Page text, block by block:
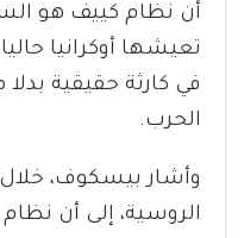
أن نظام كييف هو
تعيشها أوكرانيا
في كارثة حقيقية
الحرب.
وأشار بيسكوف، خلال
الروسية، إلى أن